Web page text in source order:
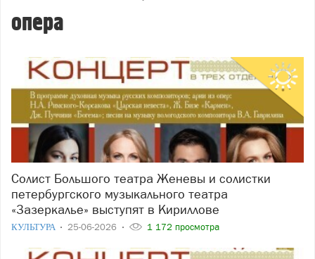
опера
Солист Большого театра Женевы и солистки
петербургского музыкального театра
«Зазеркалье» выступят в Кириллове
КУЛЬТУРА 25-06-2026 1 172 просмотра